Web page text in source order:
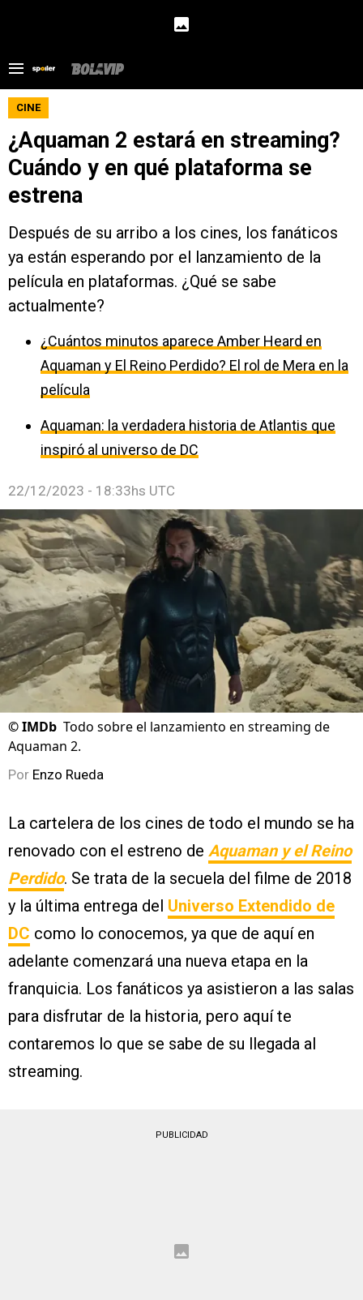
CINE
¿Aquaman 2 estará en streaming?
Cuándo y en qué plataforma se
estrena
Después de su arribo a los cines, los fanáticos
ya están esperando por el lanzamiento de la
película en plataformas. ¿Qué se sabe
actualmente?
¿Cuántos minutos aparece Amber Heard en
Aquaman y El Reino Perdido? El rol de Mera en la
película
Aquaman: la verdadera historia de Atlantis que
inspiró al universo de DC
22/12/2023 - 18:33hs UTC
©IMDb Todo sobre el lanzamiento en streaming de
Aquaman 2.
Por Enzo Rueda
La cartelera de los cines de todo el mundo se ha
renovado con el estreno de Aquaman y el Reino
Perdido. Se trata de la secuela del filme de 2018
y la última entrega del Universo Extendido de
DC como lo conocemos, ya que de aquí en
adelante comenzará una nueva etapa en la
franquicia. Los fanáticos ya asistieron a las salas
para disfrutar de la historia, pero aquí te
contaremos lo que se sabe de su llegada al
streaming.
PUBLICIDAD